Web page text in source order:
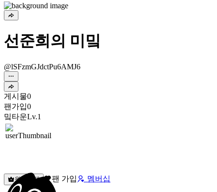
선준희의 미밐
@lSFzmGJdctPu6AMJ6
게시물0
팬가입0
밐타운Lv.1
원픽선택 팬 가입 멤버십